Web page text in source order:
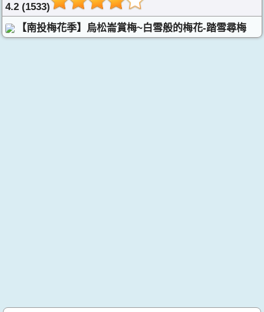
4.2 (1533)
【南投梅花季】烏松崙賞梅~白雪般的梅花-踏雪尋梅